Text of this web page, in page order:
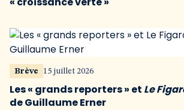
Brève 15 juillet 2026
Les « grands reporters » et Le
de Guillaume Erner